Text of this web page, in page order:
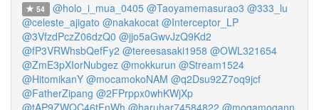
54 @holo_i_mua_0405 @Taoyamemasurao3 @333_lu
@celeste_ajigato @nakakocat @Interceptor_LP
@3VfzdPczZ06dzQ0 @jjo5aGwvJzQ9Kd2
@fP3VRWhsbQefFy2 @tereesasaki1958 @OWL321654
@ZmE3pXIorNubgez @mokkurun @Stream1524
@HitomikanY @mocamokoNAM @q2Dsu92Z7oq9jcf
@FatherZipang @2FPrppx0whKWjXp
@tAP9ZWQC46tFnWh @haruhar74584822 @mogamogann